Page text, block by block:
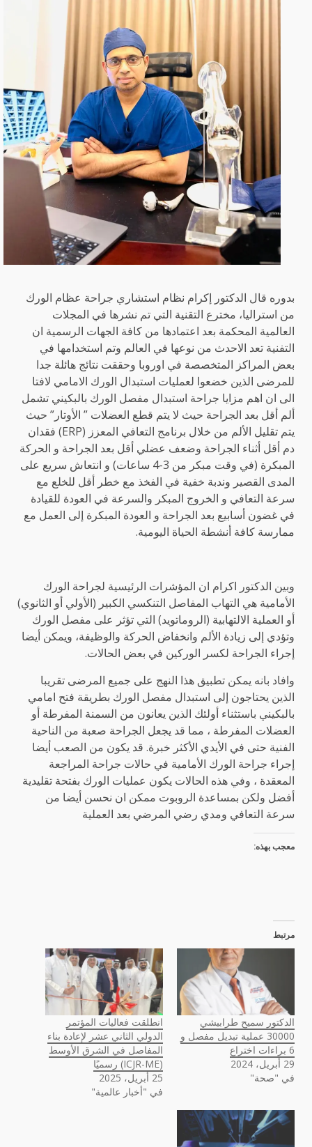
بدوره قال الدكتور إكرام نظام استشاري جراحة عظام الورك
من استراليا، مخترع التقنية التي تم نشرها في المجلات
العالمية المحكمة بعد اعتمادها من كافة الجهات الرسمية ان
التفنية تعد الاحدث من نوعها في العالم وتم استخدامها في
بعض المراكز المتخصصة في اوروبا وحققت نتائج هائلة جدا
للمرضى الذين خضعوا لعمليات استبدال الورك الامامي لافتا
الى ان اهم مزايا جراحة استبدال مفصل الورك بالبكيني تشمل
ألم أقل بعد الجراحة حيث لا يتم قطع العضلات ” الأوتار” حيث
يتم تقليل الألم من خلال برنامج التعافي المعزز (ERP) فقدان
دم أقل أثناء الجراحة وضعف عضلي أقل بعد الجراحة و الحركة
المبكرة (في وقت مبكر من 3-4 ساعات) و انتعاش سريع على
المدى القصير وندبة خفية في الفخذ مع خطر أقل للخلع مع
سرعة التعافي و الخروج المبكر والسرعة في العودة للقيادة
في غضون أسابيع بعد الجراحة و العودة المبكرة إلى العمل مع
ممارسة كافة أنشطة الحياة اليومية.
وبين الدكتور اكرام ان المؤشرات الرئيسية لجراحة الورك
الأمامية هي التهاب المفاصل التنكسي الكبير (الأولي أو الثانوي)
أو العملية الالتهابية (الروماتويد) التي تؤثر على مفصل الورك
وتؤدي إلى زيادة الألم وانخفاض الحركة والوظيفة، ويمكن أيضا
إجراء الجراحة لكسر الوركين في بعض الحالات.
وافاد بانه يمكن تطبيق هذا النهج على جميع المرضى تقريبا
الذين يحتاجون إلى استبدال مفصل الورك بطريقة فتح امامي
بالبكيني باستثناء أولئك الذين يعانون من السمنة المفرطة أو
العضلات المفرطة ، مما قد يجعل الجراحة صعبة من الناحية
الفنية حتى في الأيدي الأكثر خبرة. قد يكون من الصعب أيضا
إجراء جراحة الورك الأمامية في حالات جراحة المراجعة
المعقدة ، وفي هذه الحالات يكون عمليات الورك بفتحة تقليدية
أفضل ولكن بمساعدة الروبوت ممكن ان نحسن أيضا من
سرعة التعافي ومدي رضي المرضي بعد العملية
معجب بهذه:
مرتبط
الدكتور سميح طرابيشي
30000 عملية تبديل مفصل و
6 براءات اختراع
29 أبريل، 2024
في "صحة"
انطلقت فعاليات المؤتمر
الدولي الثاني عشر لإعادة بناء
المفاصل في الشرق الأوسط
(ICJR-ME) رسميًا
25 أبريل، 2025
في "أخبار عالمية"